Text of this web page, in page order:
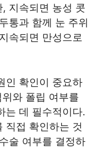
지속되면 농성 콧
통과 함께 눈 주위
속되면 만성으로
인 확인이 중요하
와 폴립 여부를
는 데 필수적이다.
직접 확인하는 것
술 여부를 결정하